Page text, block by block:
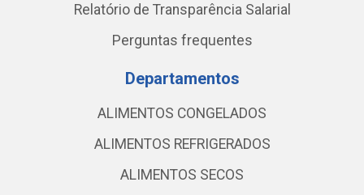
Relatório de Transparência Salarial
Perguntas frequentes
Departamentos
ALIMENTOS CONGELADOS
ALIMENTOS REFRIGERADOS
ALIMENTOS SECOS